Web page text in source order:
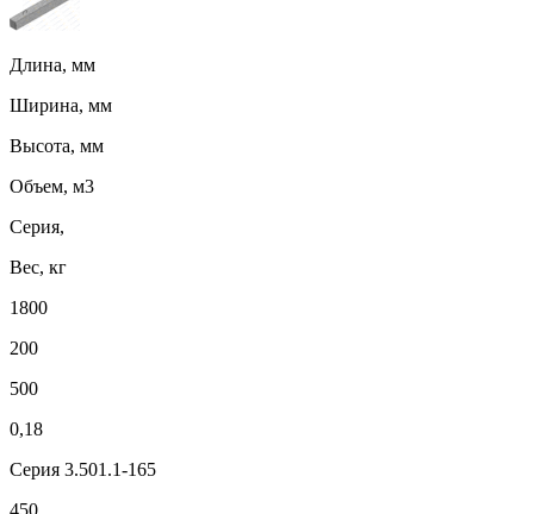
Длина, мм
Ширина, мм
Высота, мм
Объем, м3
Серия,
Вес, кг
1800
200
500
0,18
Серия 3.501.1-165
450